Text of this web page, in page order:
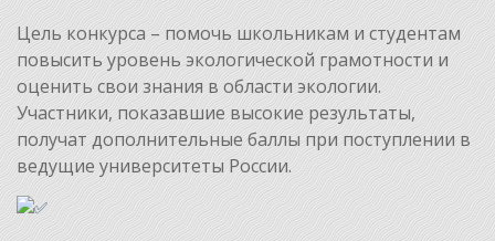
Цель конкурса – помочь школьникам и студентам
повысить уровень экологической грамотности и
оценить свои знания в области экологии.
Участники, показавшие высокие результаты,
получат дополнительные баллы при поступлении в
ведущие университеты России.